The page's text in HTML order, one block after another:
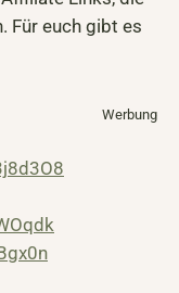
Für euch gibt es
Werbung